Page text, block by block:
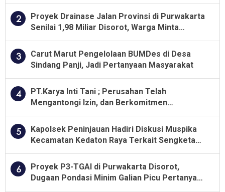
2
Proyek Drainase Jalan Provinsi di Purwakarta
Senilai 1,98 Miliar Disorot, Warga Minta
3
Carut Marut Pengelolaan BUMDes di Desa
Sindang Panji, Jadi Pertanyaan Masyarakat
4
PT.Karya Inti Tani ; Perusahan Telah
Mengantongi Izin, dan Berkomitmen
5
Kapolsek Peninjauan Hadiri Diskusi Muspika
Kecamatan Kedaton Raya Terkait Sengketa
6
Proyek P3-TGAI di Purwakarta Disorot,
Dugaan Pondasi Minim Galian Picu Pertanyaan